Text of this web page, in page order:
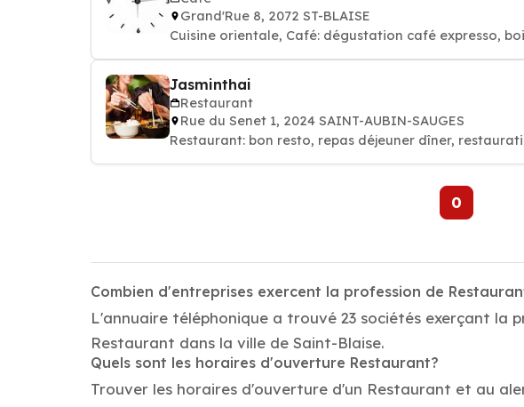
Grand'Rue 8, 2072 ST-BLAISE
Cuisine orientale, Café: dégustation café expresso,
Jasminthai
Restaurant
Rue du Senet 1, 2024 SAINT-AUBIN-SAUGES
Restaurant: bon resto, repas déjeuner dîner,
0
Combien d'entreprises exercent la profession de
L'annuaire téléphonique a trouvé 23 sociétés exerçant
Restaurant dans la ville de Saint-Blaise.
Quels sont les horaires d'ouverture Restaurant?
Trouver les horaires d'ouverture d'un Restaurant et au